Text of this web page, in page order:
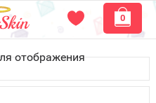
0
отображения
городам России.